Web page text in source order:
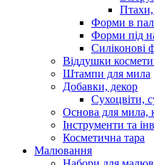
Форми в
Форми під
Силіконові
Віддушки
Штампи для мила
Добавки, декор
Сухоцвіти,
Основа для мила,
Інструменти та
Косметична тара
Малювання